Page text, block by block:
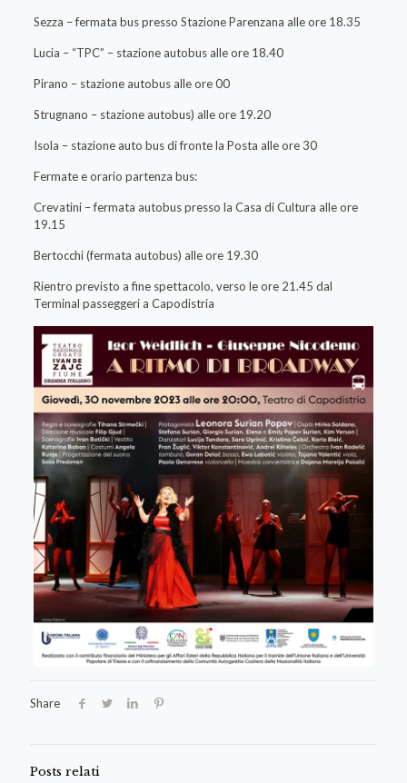
Sezza – fermata bus presso Stazione Parenzana alle ore 18.35
Lucia – “TPC” – stazione autobus alle ore 18.40
Pirano – stazione autobus alle ore 00
Strugnano – stazione autobus) alle ore 19.20
Isola – stazione auto bus di fronte la Posta alle ore 30
Fermate e orario partenza bus:
Crevatini – fermata autobus presso la Casa di Cultura alle ore
19.15
Bertocchi (fermata autobus) alle ore 19.30
Rientro previsto a fine spettacolo, verso le ore 21.45 dal
Terminal passeggeri a Capodistria
Share
Posts relati